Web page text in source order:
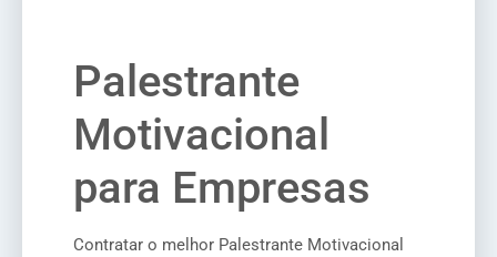
Palestrante
Motivacional
para Empresas
Contratar o melhor Palestrante Motivacional